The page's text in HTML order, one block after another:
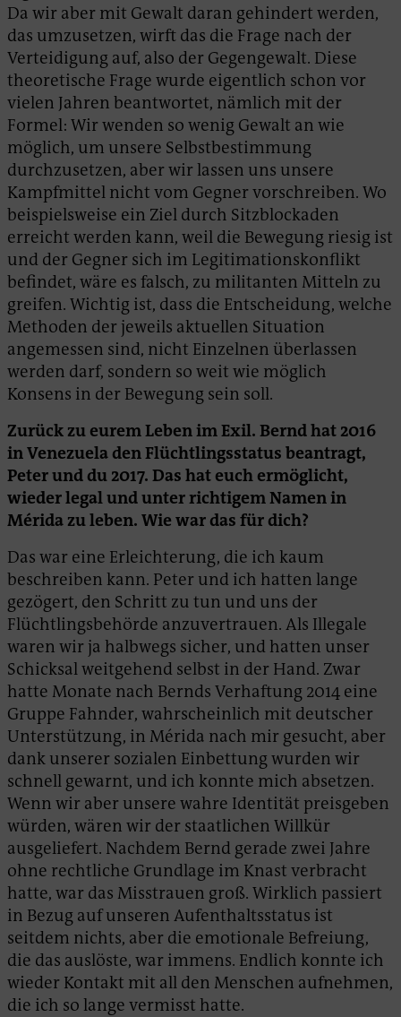
Da wir aber mit Gewalt daran gehindert werden,
das umzusetzen, wirft das die Frage nach der
Verteidigung auf, also der Gegengewalt. Diese
theoretische Frage wurde eigentlich schon vor
vielen Jahren beantwortet, nämlich mit der
Formel: Wir wenden so wenig Gewalt an wie
möglich, um unsere Selbstbestimmung
durchzusetzen, aber wir lassen uns unsere
Kampfmittel nicht vom Gegner vorschreiben. Wo
beispielsweise ein Ziel durch Sitzblockaden
erreicht werden kann, weil die Bewegung riesig ist
und der Gegner sich im Legitimationskonflikt
befindet, wäre es falsch, zu militanten Mitteln zu
greifen. Wichtig ist, dass die Entscheidung, welche
Methoden der jeweils aktuellen Situation
angemessen sind, nicht Einzelnen überlassen
werden darf, sondern so weit wie möglich
Konsens in der Bewegung sein soll.
Zurück zu eurem Leben im Exil. Bernd hat 2016
in Venezuela den Flüchtlingsstatus beantragt,
Peter und du 2017. Das hat euch ermöglicht,
wieder legal und unter richtigem Namen in
Mérida zu leben. Wie war das für dich?
Das war eine Erleichterung, die ich kaum
beschreiben kann. Peter und ich hatten lange
gezögert, den Schritt zu tun und uns der
Flüchtlingsbehörde anzuvertrauen. Als Illegale
waren wir ja halbwegs sicher, und hatten unser
Schicksal weitgehend selbst in der Hand. Zwar
hatte Monate nach Bernds Verhaftung 2014 eine
Gruppe Fahnder, wahrscheinlich mit deutscher
Unterstützung, in Mérida nach mir gesucht, aber
dank unserer sozialen Einbettung wurden wir
schnell gewarnt, und ich konnte mich absetzen.
Wenn wir aber unsere wahre Identität preisgeben
würden, wären wir der staatlichen Willkür
ausgeliefert. Nachdem Bernd gerade zwei Jahre
ohne rechtliche Grundlage im Knast verbracht
hatte, war das Misstrauen groß. Wirklich passiert
in Bezug auf unseren Aufenthaltsstatus ist
seitdem nichts, aber die emotionale Befreiung,
die das auslöste, war immens. Endlich konnte ich
wieder Kontakt mit all den Menschen aufnehmen,
die ich so lange vermisst hatte.